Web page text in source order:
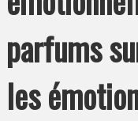
parfums
les